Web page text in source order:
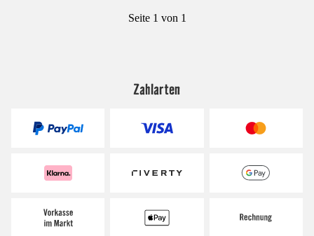
Seite 1 von 1
Zahlarten